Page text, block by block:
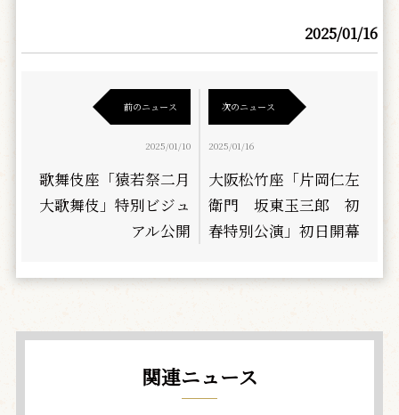
2025/01/16
前のニュース
2025/01/10
歌舞伎座「猿若祭二月
大歌舞伎」特別ビジュ
アル公開
次のニュース
2025/01/16
大阪松竹座「片岡仁左
衛門 坂東玉三郎 初
春特別公演」初日開幕
関連ニュース